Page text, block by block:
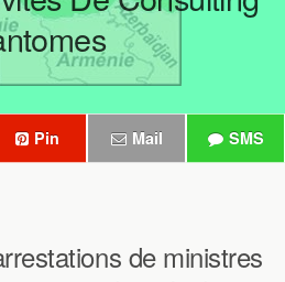
Pin Mail SMS
de ministres